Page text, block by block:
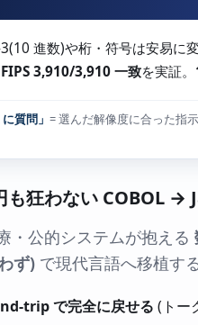
進数)や桁・符号は安易に
3,910/3,910 一致を実証。
質問」 = 選んだ解像度に合った指
も狂わない COBOL →
・公的システムが抱える
ず) で現代言語へ移植す
trip で完全に戻せる (トー